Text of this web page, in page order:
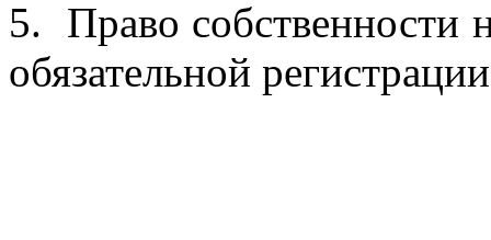
5. Право собственности
обязательной